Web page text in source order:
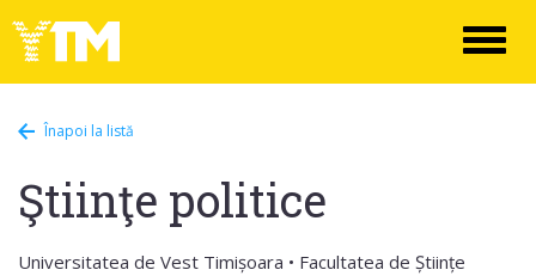
Înapoi la listă
Ştiinţe politice
Universitatea de Vest Timișoara • Facultatea de Științe